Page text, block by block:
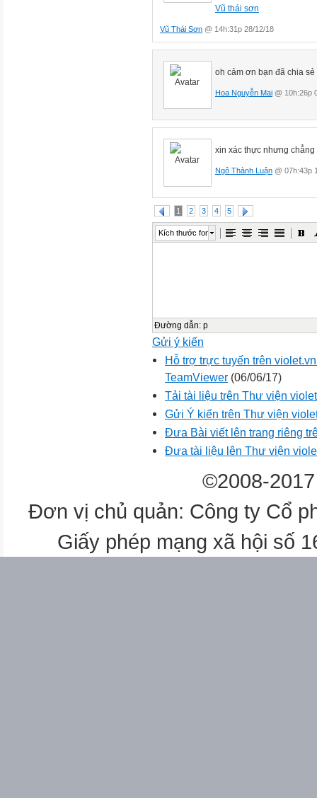
Vũ thái sơn
Vũ Thái Sơn @ 14h:31p 28/12/18
oh cảm ơn bạn đã chia sẻ
Hoa Nguyễn Mai @ 10h:26p
xin xác thực nhưng chẳng
Ngô Thành Luận @ 07h:43p
1 2 3 4 5
Kích thước font
Đường dẫn: p
Gửi ý kiến
Hỗ trợ trực tuyến trên
TeamViewer (06/06/17)
Tải tài liệu trên Thư viện
Gửi Ý kiến trên Thư viện
Đưa Bài viết lên trang riêng
Đưa tài liệu lên Thư viện
©2008-
Đơn vị chủ quản: Công ty Cổ
Giấy phép mạng xã hội số